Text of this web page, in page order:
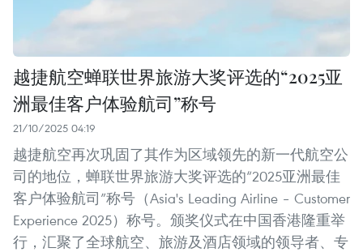
越捷航空蝉联世界旅游大奖评选的“2025亚
洲最佳客户体验航司”称号
21/10/2025 04:19
越捷航空再次巩固了其作为区域领先的新一代航空公
司的地位，蝉联世界旅游大奖评选的“2025亚洲最佳
客户体验航司”称号（Asia's Leading Airline – Customer
Experience 2025）称号。颁奖仪式在中国香港隆重举
行，汇聚了全球航空、旅游及酒店领域的领导者、专